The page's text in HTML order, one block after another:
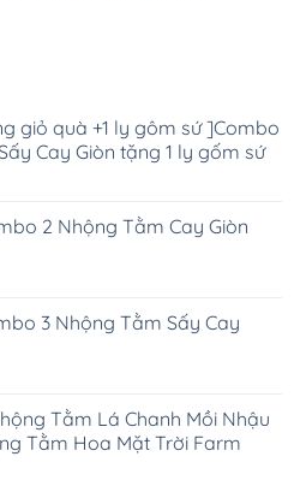
giỏ quà +1 ly gôm sứ ]Combo
Cay Giòn tặng 1 ly gốm sứ
2 Nhộng Tằm Cay Giòn
3 Nhộng Tằm Sấy Cay
Tằm Lá Chanh Mồi Nhậu
Tằm Hoa Mặt Trời Farm